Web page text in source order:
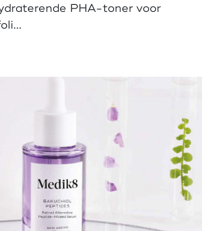
PHA-toner voor